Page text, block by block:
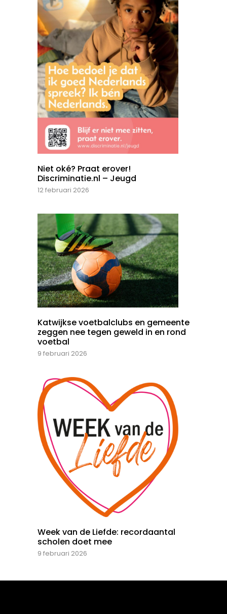
Niet oké? Praat erover!
Discriminatie.nl – Jeugd
12 februari 2026
Katwijkse voetbalclubs en gemeente
zeggen nee tegen geweld in en rond
voetbal
9 februari 2026
Week van de Liefde: recordaantal
scholen doet mee
9 februari 2026